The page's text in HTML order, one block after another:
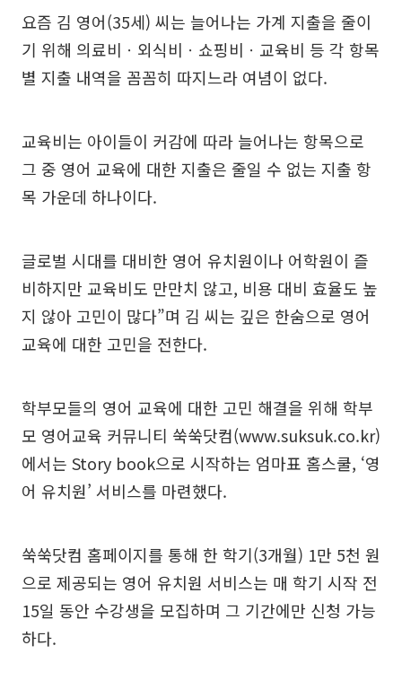
요즘 김 영어(35세) 씨는 늘어나는 가계 지출을 줄이
기 위해 의료비ㆍ외식비ㆍ쇼핑비ㆍ교육비 등 각 항목
별 지출 내역을 꼼꼼히 따지느라 여념이 없다.
교육비는 아이들이 커감에 따라 늘어나는 항목으로
그 중 영어 교육에 대한 지출은 줄일 수 없는 지출 항
목 가운데 하나이다.
글로벌 시대를 대비한 영어 유치원이나 어학원이 즐
비하지만 교육비도 만만치 않고, 비용 대비 효율도 높
지 않아 고민이 많다”며 김 씨는 깊은 한숨으로 영어
교육에 대한 고민을 전한다.
학부모들의 영어 교육에 대한 고민 해결을 위해 학부
모 영어교육 커뮤니티 쑥쑥닷컴(www.suksuk.co.kr)
에서는 Story book으로 시작하는 엄마표 홈스쿨, ‘영
어 유치원’ 서비스를 마련했다.
쑥쑥닷컴 홈페이지를 통해 한 학기(3개월) 1만 5천 원
으로 제공되는 영어 유치원 서비스는 매 학기 시작 전
15일 동안 수강생을 모집하며 그 기간에만 신청 가능
하다.